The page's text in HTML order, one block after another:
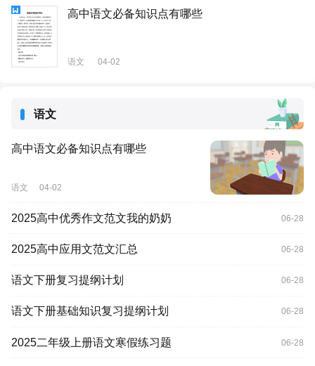
高中语文必备知识点有哪些
语文 04-02
语文
高中语文必备知识点有哪些
语文 04-02
2025高中优秀作文范文我的奶奶 06-28
2025高中应用文范文汇总 06-28
语文下册复习提纲计划 06-28
语文下册基础知识复习提纲计划 06-28
2025二年级上册语文寒假练习题 06-28